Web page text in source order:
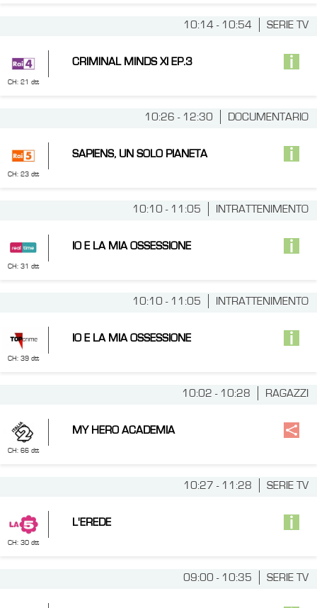
SERIE TV
10:14 - 10:54
CH: 21 dtt
CRIMINAL MINDS XI EP.3
DOCUMENTARIO
10:26 - 12:30
CH: 23 dtt
SAPIENS, UN SOLO PIANETA
INTRATTENIMENTO
10:10 - 11:05
CH: 31 dtt
IO E LA MIA OSSESSIONE
INTRATTENIMENTO
10:10 - 11:05
CH: 39 dtt
IO E LA MIA OSSESSIONE
RAGAZZI
10:02 - 10:28
CH: 66 dtt
MY HERO ACADEMIA
SERIE TV
10:27 - 11:28
CH: 30 dtt
L'EREDE
SERIE TV
09:00 - 10:35